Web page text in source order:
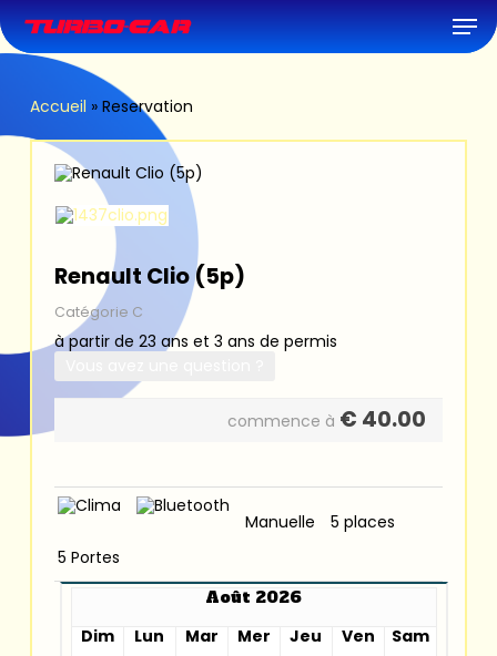
to
main
content
Accueil » Reservation
Renault Clio (5p)
Catégorie C
à partir de 23 ans et 3 ans de permis
commence à € 40.00
Manuelle
5 places
5 Portes
Août 2026
Dim
Lun Mar Mer Jeu Ven
Sam